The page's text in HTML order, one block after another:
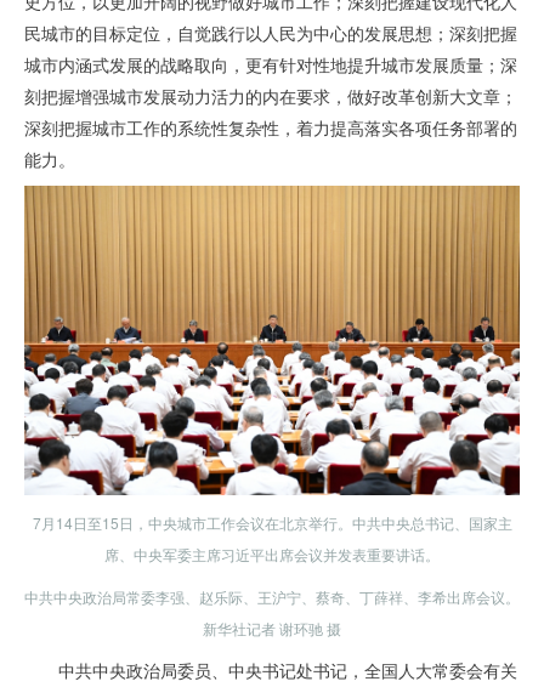
民城市的目标定位，自觉践行以人民为中心的发展思想；深刻把握
城市内涵式发展的战略取向，更有针对性地提升城市发展质量；深
刻把握增强城市发展动力活力的内在要求，做好改革创新大文章；
深刻把握城市工作的系统性复杂性，着力提高落实各项任务部署的
能力。
7月14日至15日，中央城市工作会议在北京举行。中共中央总书记、国家主
席、中央军委主席习近平出席会议并发表重要讲话。
中共中央政治局常委李强、赵乐际、王沪宁、蔡奇、丁薛祥、李希出席会议。
新华社记者 谢环驰 摄
中共中央政治局委员、中央书记处书记，全国人大常委会有关